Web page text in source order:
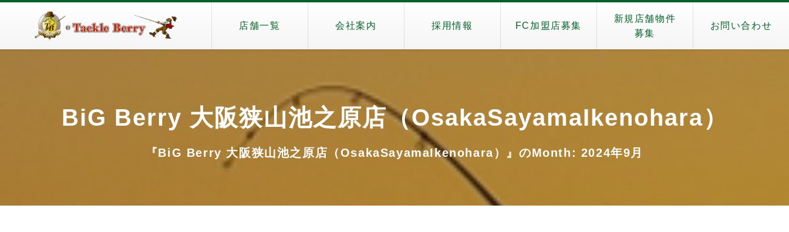
店舗一覧 会社案内 採用情報 FC加盟店募集
新規店舗物件
募集
お問い合わせ
BiG Berry 大阪狭山池之原店（OsakaSayamaIkenohara）
『BiG Berry 大阪狭山池之原店（OsakaSayamaIkenohara）』のMonth: 2024年9月